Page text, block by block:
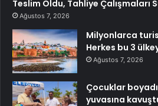
Teslim Oldu, Tahliye Çalışmaları
Ağustos 7, 2026
Milyonlarca
Herkes bu 3
Ağustos 7, 2026
Çocuklar
yuvasına